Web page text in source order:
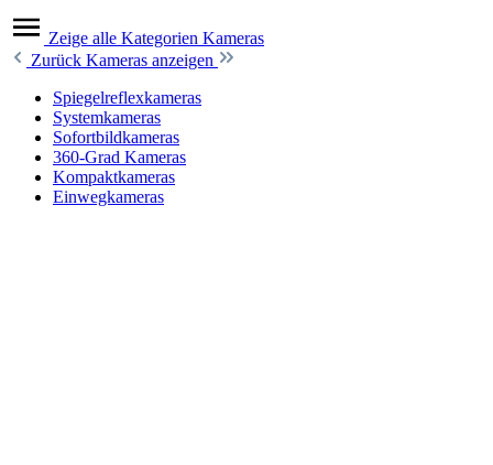
Zeige alle Kategorien Kameras
Zurück Kameras anzeigen
Spiegelreflexkameras
Systemkameras
Sofortbildkameras
360-Grad Kameras
Kompaktkameras
Einwegkameras